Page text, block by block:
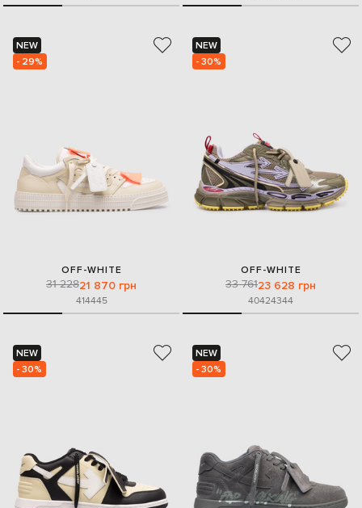
NEW
- 29%
OFF-WHITE
31 22821 870 грн
414445
NEW
- 30%
OFF-WHITE
33 76123 628 грн
40424344
NEW
- 30%
NEW
- 30%